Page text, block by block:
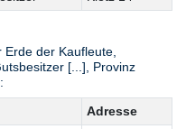
der Kaufleute,
[...], Provinz
Adresse